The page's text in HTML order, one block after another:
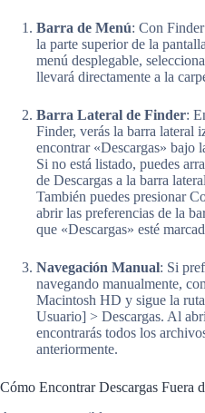
Barra de Menú: Con
la parte superior de la
menú desplegable,
llevará directamente a la
Barra Lateral de Finder:
Finder, verás la barra lateral
encontrar «Descargas» bajo
Si no está listado, puedes
de Descargas a la barra
También puedes presionar
abrir las preferencias de la
que «Descargas» esté
Navegación Manual: Si
navegando manualmente,
Macintosh HD y sigue la
Usuario] > Descargas. Al
encontrarás todos los
anteriormente.
Cómo Encontrar Descargas Fuera